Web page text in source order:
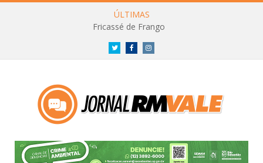
ÚLTIMAS
Fricassé de Frango
TwitterFacebookInstagram